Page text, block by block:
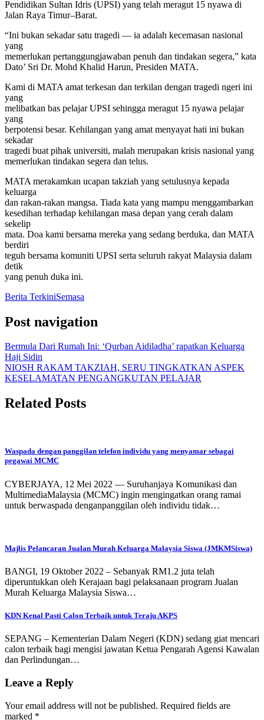
Pendidikan Sultan Idris (UPSI) yang telah meragut 15 nyawa di
Jalan Raya Timur–Barat.
“Ini bukan sekadar satu tragedi — ia adalah kecemasan nasional
yang
memerlukan pertanggungjawaban penuh dan tindakan segera,” kata
Dato’ Sri Dr. Mohd Khalid Harun, Presiden MATA.
Kami di MATA amat terkesan dan terkilan dengan tragedi ngeri ini
yang
melibatkan bas pelajar UPSI sehingga meragut 15 nyawa pelajar
yang
berpotensi besar. Kehilangan yang amat menyayat hati ini bukan
sekadar
tragedi buat pihak universiti, malah merupakan krisis nasional yang
memerlukan tindakan segera dan telus.
MATA merakamkan ucapan takziah yang setulusnya kepada
keluarga
dan rakan-rakan mangsa. Tiada kata yang mampu menggambarkan
kesedihan terhadap kehilangan masa depan yang cerah dalam
sekelip
mata. Doa kami bersama mereka yang sedang berduka, dan MATA
berdiri
teguh bersama komuniti UPSI serta seluruh rakyat Malaysia dalam
detik
yang penuh duka ini.
Berita TerkiniSemasa
Post navigation
Bermula Dari Rumah Ini: ‘Qurban Aidiladha’ rapatkan Keluarga
Haji Sidin
NIOSH RAKAM TAKZIAH, SERU TINGKATKAN ASPEK
KESELAMATAN PENGANGKUTAN PELAJAR
Related Posts
Waspada dengan panggilan telefon individu yang menyamar sebagai
pegawai MCMC
CYBERJAYA, 12 Mei 2022 — Suruhanjaya Komunikasi dan
MultimediaMalaysia (MCMC) ingin mengingatkan orang ramai
untuk berwaspada denganpanggilan oleh individu tidak…
Majlis Pelancaran Jualan Murah Keluarga Malaysia Siswa (JMKMSiswa)
BANGI, 19 Oktober 2022 – Sebanyak RM1.2 juta telah
diperuntukkan oleh Kerajaan bagi pelaksanaan program Jualan
Murah Keluarga Malaysia Siswa…
KDN Kenal Pasti Calon Terbaik untuk Teraju AKPS
SEPANG – Kementerian Dalam Negeri (KDN) sedang giat mencari
calon terbaik bagi mengisi jawatan Ketua Pengarah Agensi Kawalan
dan Perlindungan…
Leave a Reply
Your email address will not be published. Required fields are
marked *